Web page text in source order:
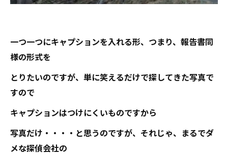
一つ一つにキャプションを入れる形、つまり、報告書同
様の形式を
とりたいのですが、単に笑えるだけで探してきた写真で
すので
キャプションはつけにくいものですから
写真だけ・・・・と思うのですが、それじゃ、まるでダ
メな探偵会社の